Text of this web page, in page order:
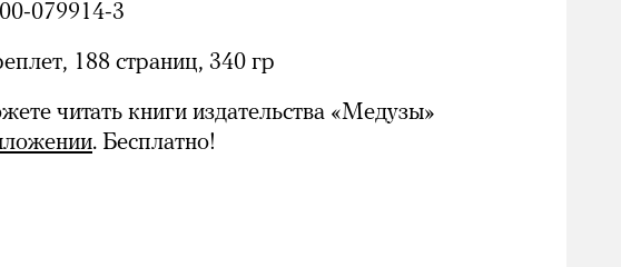
079914-3
188 страниц, 340 гр
читать книги издательства «Медузы»
. Бесплатно!